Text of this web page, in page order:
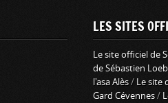
LES SITES
Le site officiel de
de Sébastien Loeb
l'asa Alès/ Le site
Gard Cévennes/